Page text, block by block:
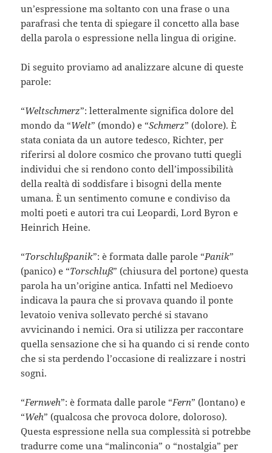
un’espressione ma soltanto con una frase o una
parafrasi che tenta di spiegare il concetto alla base
della parola o espressione nella lingua di origine.
Di seguito proviamo ad analizzare alcune di queste
parole:
“Weltschmerz”: letteralmente significa dolore del
mondo da “Welt” (mondo) e “Schmerz” (dolore). È
stata coniata da un autore tedesco, Richter, per
riferirsi al dolore cosmico che provano tutti quegli
individui che si rendono conto dell’impossibilità
della realtà di soddisfare i bisogni della mente
umana. È un sentimento comune e condiviso da
molti poeti e autori tra cui Leopardi, Lord Byron e
Heinrich Heine.
“Torschlußpanik”: è formata dalle parole “Panik”
(panico) e “Torschluß” (chiusura del portone) questa
parola ha un’origine antica. Infatti nel Medioevo
indicava la paura che si provava quando il ponte
levatoio veniva sollevato perché si stavano
avvicinando i nemici. Ora si utilizza per raccontare
quella sensazione che si ha quando ci si rende conto
che si sta perdendo l’occasione di realizzare i nostri
sogni.
“Fernweh”: è formata dalle parole “Fern” (lontano) e
“Weh” (qualcosa che provoca dolore, doloroso).
Questa espressione nella sua complessità si potrebbe
tradurre come una “malinconia” o “nostalgia” per